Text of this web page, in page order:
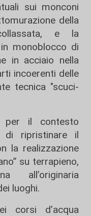
sui monconi
della
e la
monoblocco di
in acciaio nella
incoerenti delle
tecnica "scuci-
per il contesto
ripristinare il
la realizzazione
su terrapieno,
luoghi.
corsi d’acqua